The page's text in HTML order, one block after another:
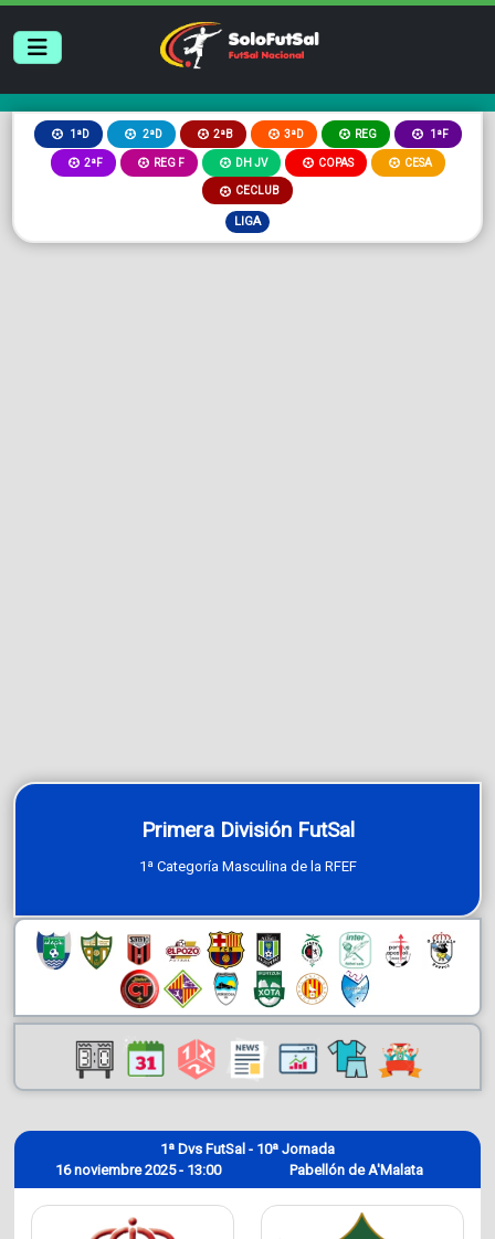
1ªD 2ªD 2ªB 3ªD REG 1ªF
2ªF REG F DH JV COPAS CESA
CECLUB
LIGA
Primera División FutSal
1ª Categoría Masculina de la RFEF
16 noviembre 2025 - 13:00
1ª Dvs FutSal - 10ª Jornada
Pabellón de A'Malata